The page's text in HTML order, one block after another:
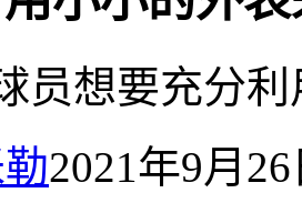
员想要充分
2021年9月